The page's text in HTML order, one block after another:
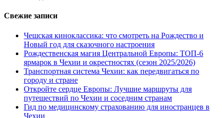
Свежие записи
Чешская киноклассика: что смотреть на Рождество и
Новый год для сказочного настроения
Рождественская магия Центральной Европы: ТОП-6
ярмарок в Чехии и окрестностях (сезон 2025/2026)
Транспортная система Чехии: как передвигаться по
городу и стране
Откройте сердце Европы: Лучшие маршруты для
путешествий по Чехии и соседним странам
Гид по медицинскому страхованию для иностранцев в
Чехии